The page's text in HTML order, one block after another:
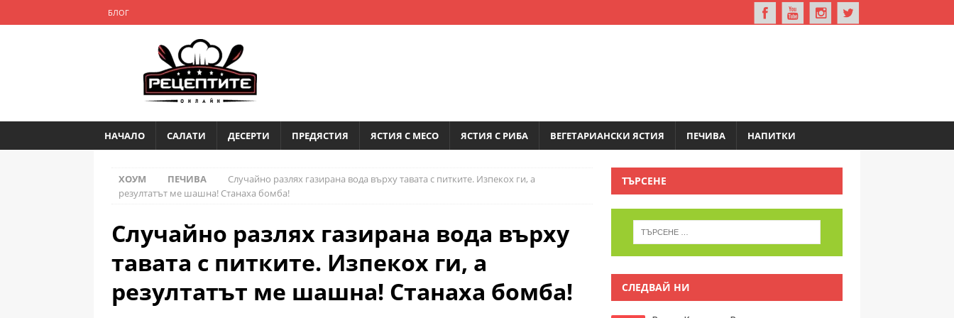
БЛОГ
НАЧАЛО САЛАТИ ДЕСЕРТИ ПРЕДЯСТИЯ ЯСТИЯ С МЕСО ЯСТИЯ С РИБА ВЕГЕТАРИАНСКИ ЯСТИЯ ПЕЧИВА НАПИТКИ
ХОУМ ПЕЧИВА
Случайно разлях газирана вода върху тавата с питките. Изпекох ги, а
резултатът ме шашна! Станаха бомба!
Случайно разлях газирана вода върху
тавата с питките. Изпекох ги, а
резултатът ме шашна! Станаха бомба!
ТЪРСЕНЕ
СЛЕДВАЙ НИ